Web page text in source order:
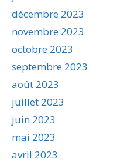
décembre 2023
novembre 2023
octobre 2023
septembre 2023
août 2023
juillet 2023
juin 2023
mai 2023
avril 2023